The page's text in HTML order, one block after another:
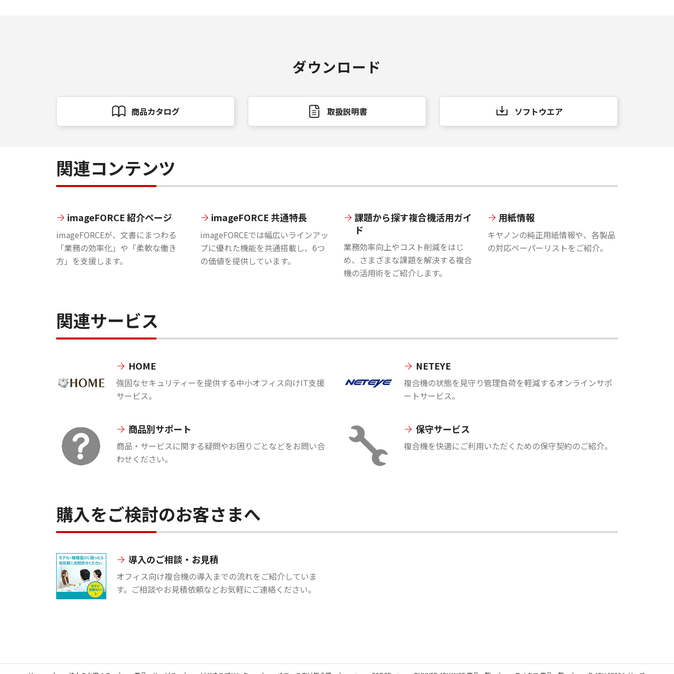
ダウンロード
商品カタログ 取扱説明書 ソフトウエア
関連コンテンツ
imageFORCE 紹介ページ
imageFORCEが、文書にまつわる
「業務の効率化」や「柔軟な働き
方」を支援します。
imageFORCE 共通特長
imageFORCEでは幅広いラインアッ
プに優れた機能を共通搭載し、6つ
の価値を提供しています。
課題から探す複合機活用ガイ
ド
業務効率向上やコスト削減をはじ
め、さまざまな課題を解決する複合
機の活用術をご紹介します。
用紙情報
キヤノンの純正用紙情報や、各製品
の対応ペーパーリストをご紹介。
関連サービス
HOME
強固なセキュリティーを提供する中小オフィス向けIT支援
サービス。
NETEYE
複合機の状態を見守り管理負荷を軽減するオンラインサポ
ートサービス。
商品別サポート
商品・サービスに関する疑問やお困りごとなどをお問い合
わせください。
保守サービス
複合機を快適にご利用いただくための保守契約のご紹介。
購入をご検討のお客さまへ
導入のご相談・お見積
オフィス向け複合機の導入までの流れをご紹介していま
す。ご相談やお見積依頼などお気軽にご連絡ください。